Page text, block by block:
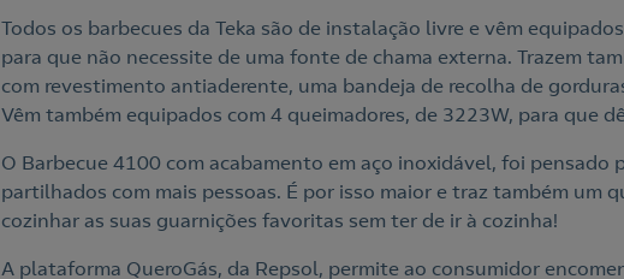
Todos os barbecues da Teka são de instalação livre e vêm
para que não necessite de uma fonte de chama externa. Trazem
com revestimento antiaderente, uma bandeja de recolha de
Vêm também equipados com 4 queimadores, de 3223W, para que
O Barbecue 4100 com acabamento em aço inoxidável, foi pensado
partilhados com mais pessoas. É por isso maior e traz também um
cozinhar as suas guarnições favoritas sem ter de ir à cozinha!
A plataforma QueroGás, da Repsol, permite ao consumidor